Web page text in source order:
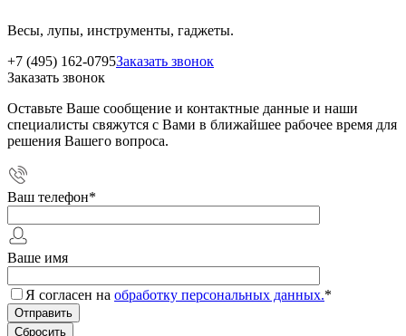
Весы, лупы, инструменты, гаджеты.
+7 (495) 162-0795Заказать звонок
Заказать звонок
Оставьте Ваше сообщение и контактные данные и наши
специалисты свяжутся с Вами в ближайшее рабочее время для
решения Вашего вопроса.
Ваш телефон*
Ваше имя
Я согласен на обработку персональных данных.*